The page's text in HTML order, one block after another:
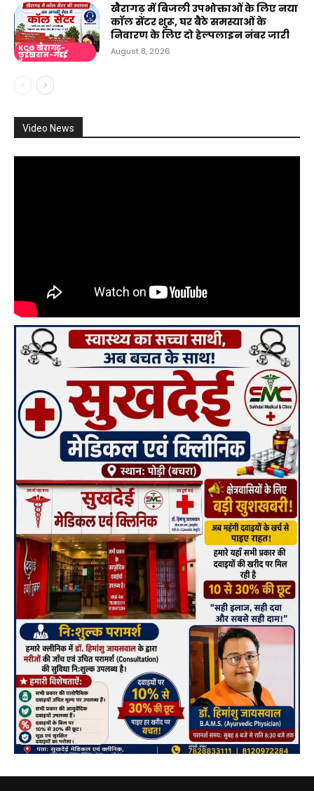
KCG खैरागढ़-
छुईखदान-गंडई
खैरागढ़ में बिजली उपभोक्ताओं के लिए नया
कॉल सेंटर शुरू, घर बैठे समस्याओं के
निवारण के लिए दो हेल्पलाइन नंबर जारी
August 8, 2026
Video News